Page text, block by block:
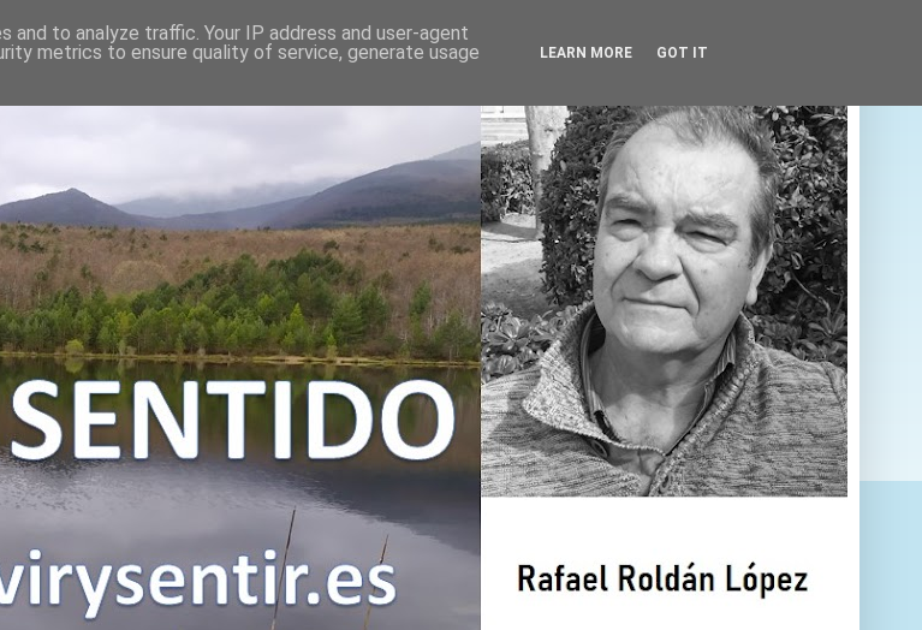
to analyze traffic. Your IP address and user-agent
metrics to ensure quality of service, generate usage
LEARN MORE GOT IT